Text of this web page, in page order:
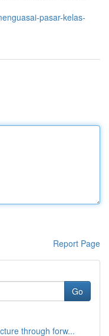
pasar-kelas-
Report Page
Go
through forw...